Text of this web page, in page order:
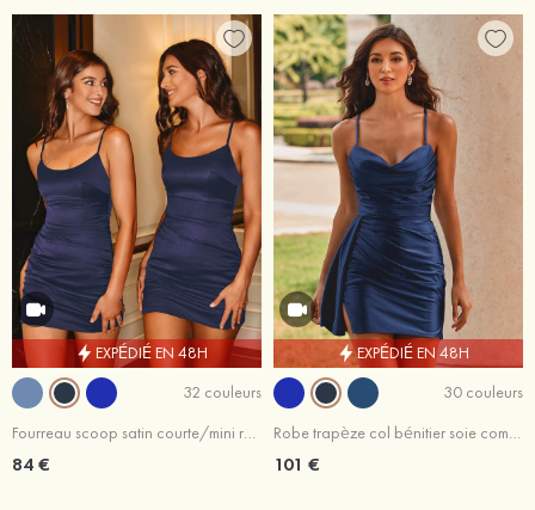
EXPÉDIÉ EN 48H
32 couleurs
Fourreau scoop satin courte/mini robe de fête de la rentrée
84 €
EXPÉDIÉ EN 48H
30 couleurs
Robe trapèze col bénitier soie comme du satin courte/mini robe de fête de la rentrée
101 €